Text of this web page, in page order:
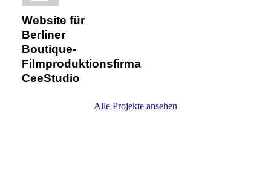
für
Berliner
Boutique-
Filmproduktionsfirma
CeeStudio
Website für
Berliner
Boutique-
Filmproduktionsfirma
CeeStudio
Alle Projekte ansehen